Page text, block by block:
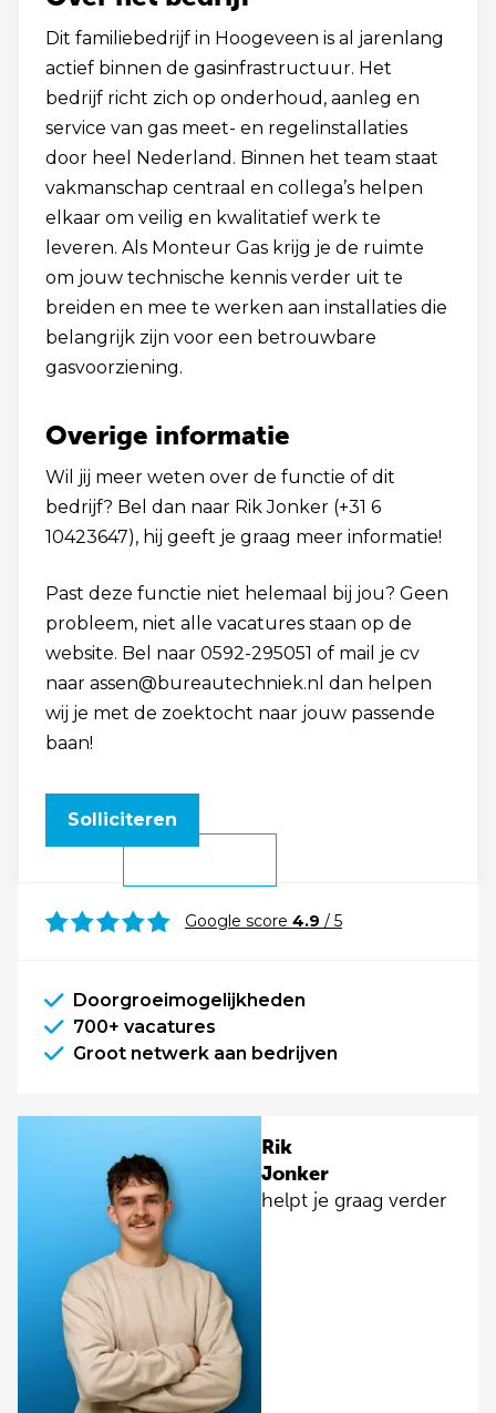
Dit familiebedrijf in Hoogeveen is al jarenlang
actief binnen de gasinfrastructuur. Het
bedrijf richt zich op onderhoud, aanleg en
service van gas meet- en regelinstallaties
door heel Nederland. Binnen het team staat
vakmanschap centraal en collega’s helpen
elkaar om veilig en kwalitatief werk te
leveren. Als Monteur Gas krijg je de ruimte
om jouw technische kennis verder uit te
breiden en mee te werken aan installaties die
belangrijk zijn voor een betrouwbare
gasvoorziening.
Overige informatie
Wil jij meer weten over de functie of dit
bedrijf? Bel dan naar Rik Jonker (+31 6
10423647), hij geeft je graag meer informatie!
Past deze functie niet helemaal bij jou? Geen
probleem, niet alle vacatures staan op de
website. Bel naar 0592-295051 of mail je cv
naar assen@bureautechniek.nl dan helpen
wij je met de zoektocht naar jouw passende
baan!
Solliciteren
Google score 4.9 / 5
Doorgroeimogelijkheden
700+ vacatures
Groot netwerk aan bedrijven
Rik
Jonker
helpt je graag verder